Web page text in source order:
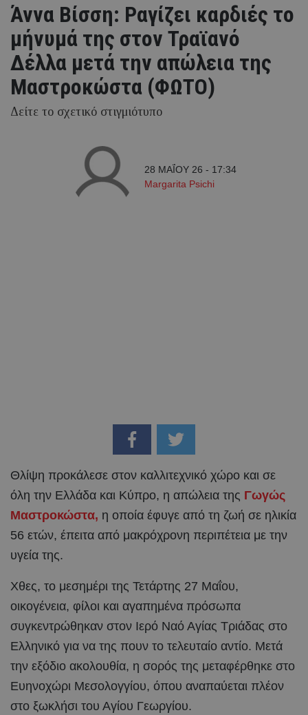
Άννα Βίσση: Ραγίζει καρδιές το
μήνυμά της στον Τραϊανό
Δέλλα μετά την απώλεια της
Μαστροκώστα (ΦΩΤΟ)
Δείτε το σχετικό στιγμιότυπο
28 ΜΑΪ́ΟΥ 26 - 17:34
Margarita Psichi
Θλίψη προκάλεσε στον καλλιτεχνικό χώρο και σε
όλη την Ελλάδα και Κύπρο, η απώλεια της Γωγώς
Μαστροκώστα, η οποία έφυγε από τη ζωή σε ηλικία
56 ετών, έπειτα από μακρόχρονη περιπέτεια με την
υγεία της.
Χθες, το μεσημέρι της Τετάρτης 27 Μαΐου,
οικογένεια, φίλοι και αγαπημένα πρόσωπα
συγκεντρώθηκαν στον Ιερό Ναό Αγίας Τριάδας στο
Ελληνικό για να της πουν το τελευταίο αντίο. Μετά
την εξόδιο ακολουθία, η σορός της μεταφέρθηκε στο
Ευηνοχώρι Μεσολογγίου, όπου αναπαύεται πλέον
στο ξωκλήσι του Αγίου Γεωργίου.